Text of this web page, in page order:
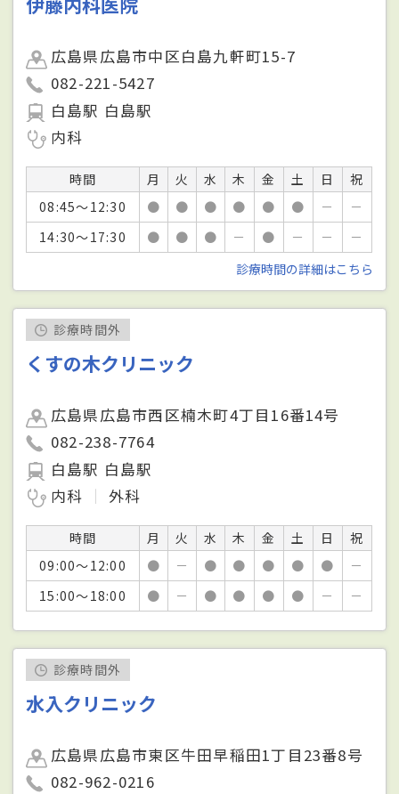
広島県広島市中区白島九軒町15-7
082-221-5427
白島駅 白島駅
内科
時間 月 火 水 木 金 土 日
祝
08:45～12:30
● ● ● ● ● ● －
－
14:30～17:30
● ● ● － ● － －
－
診療時間の詳細はこちら
診療時間外
くすの木クリニック
広島県広島市西区楠木町4丁目16番14号
082-238-7764
白島駅 白島駅
内科
外科
時間 月 火 水 木 金 土 日
祝
09:00～12:00
● － ● ● ● ● ●
－
15:00～18:00
● － ● ● ● ● － －
診療時間外
水入クリニック
広島県広島市東区牛田早稲田1丁目23番8号
082-962-0216